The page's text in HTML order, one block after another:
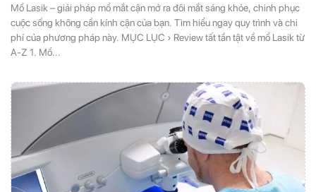
Mổ Lasik – giải pháp mổ mắt cận mở ra đôi mắt sáng khỏe, chinh phục
cuộc sống không cần kính cận của bạn. Tìm hiểu ngay quy trình và chi
phí của phương pháp này. MỤC LỤC › Review tất tần tật về mổ Lasik từ
A-Z 1. Mổ...